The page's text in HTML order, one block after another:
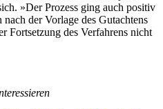
»Der Prozess ging auch positiv
der Vorlage des Gutachtens
Fortsetzung des Verfahrens nicht